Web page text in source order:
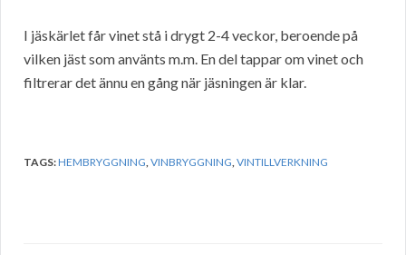
I jäskärlet får vinet stå i drygt 2-4 veckor, beroende på
vilken jäst som använts m.m. En del tappar om vinet och
filtrerar det ännu en gång när jäsningen är klar.
TAGS:HEMBRYGGNING,VINBRYGGNING,VINTILLVERKNING